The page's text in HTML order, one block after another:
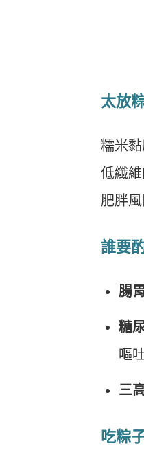
太放
糯米
低纖
肥胖風
誰要
腸
糖
嘔
三
吃粽